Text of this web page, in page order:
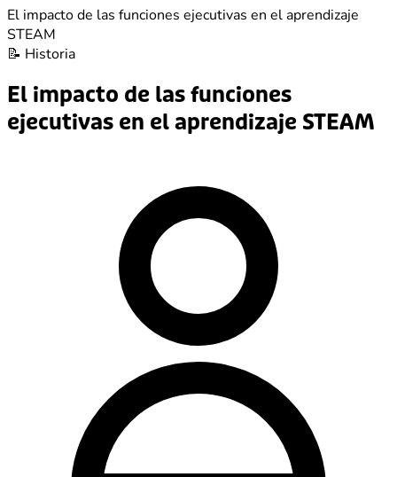
El impacto de las funciones ejecutivas en el aprendizaje
STEAM
📝 Historia
El impacto de las funciones
ejecutivas en el aprendizaje STEAM